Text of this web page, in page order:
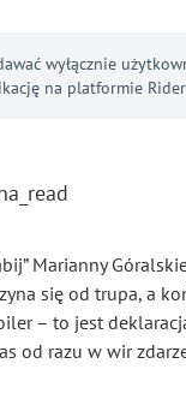
wyłącznie
na platformie
Marianny
się od trupa, a
– to jest
od razu w wir
ze zwyczajnymi